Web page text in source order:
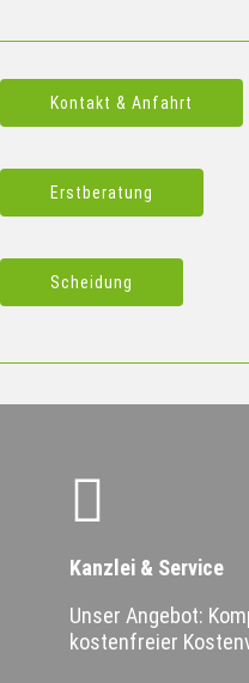
Kontakt & Anfahrt
Erstberatung
Scheidung
Kanzlei & Service
Unser Angebot:
kostenfreier